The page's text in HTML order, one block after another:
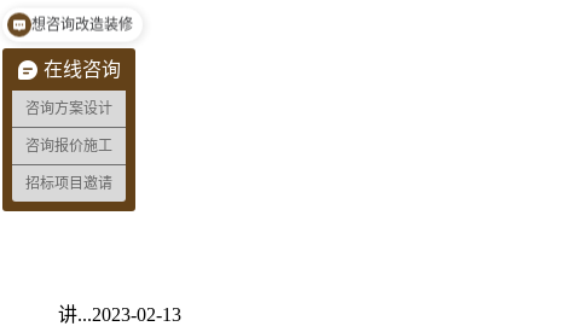
讲...2023-02-13
在线咨询
咨询方案设计
咨询报价施工
招标项目邀请
想咨询改造装修